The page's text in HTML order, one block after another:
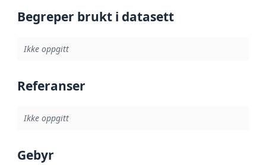
Begreper brukt i datasett
Ikke oppgitt
Referanser
Ikke oppgitt
Gebyr